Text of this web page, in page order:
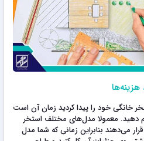
هزینه‌ها
خانگی خود را پیدا کردید زمان آن است
دهید. معمولا مدل‌های مختلف استخر
می‌دهند بنابراین زمانی که شما مدل